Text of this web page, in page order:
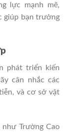
lực mạnh mẽ,
giúp bạn trưởng
phát triển kiến
cân nhắc các
và cơ sở vật
như Trường Cao